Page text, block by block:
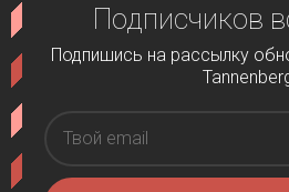
Подписчиков
Подпишись на рассылку